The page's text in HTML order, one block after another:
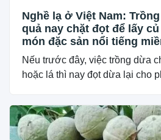
Nghề lạ ở Việt Nam:
quả nay chặt đọt để lấy
món đặc sản nổi tiếng
Nếu trước đây, việc trồng dừa
hoặc lá thì nay đọt dừa lại cho